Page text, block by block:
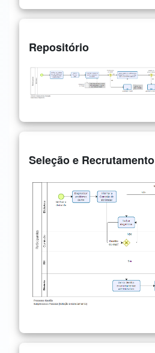
Repositório
Seleção e Recrutamento